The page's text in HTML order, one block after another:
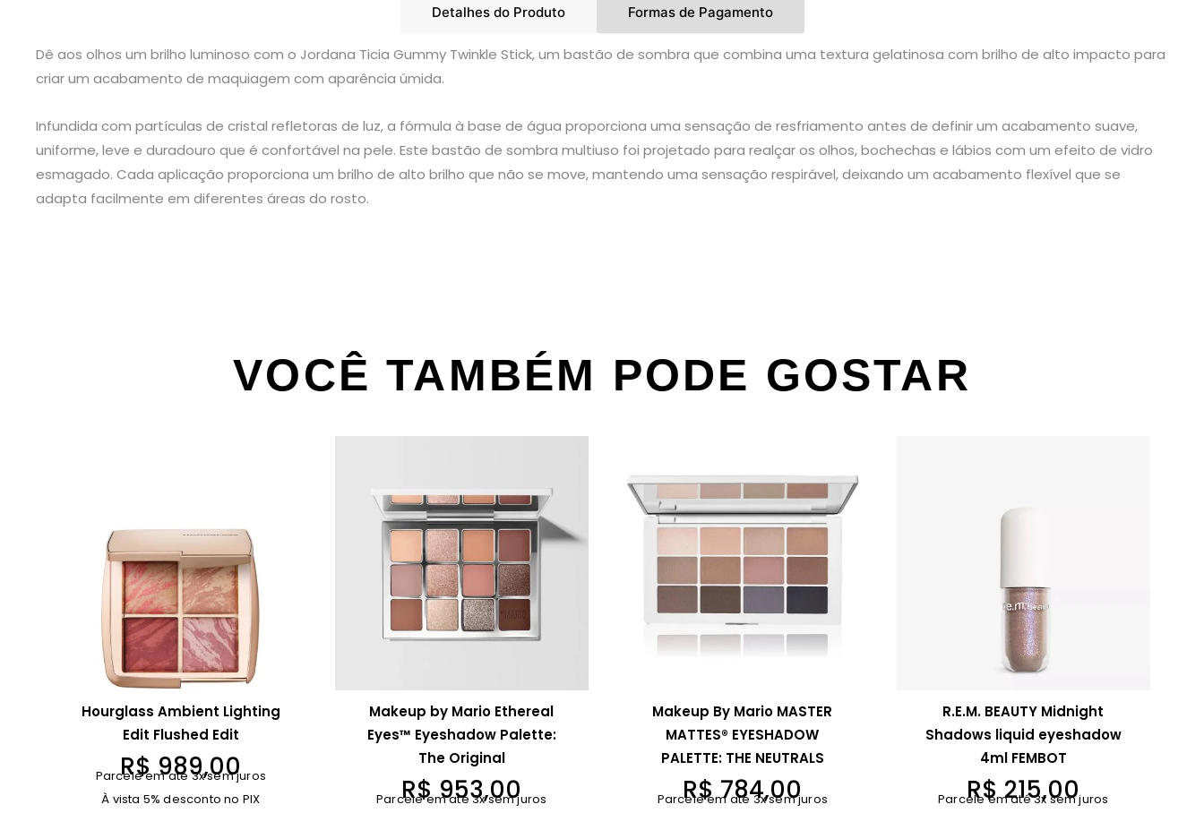
Detalhes do Produto Formas de Pagamento
Dê aos olhos um brilho luminoso com o Jordana Ticia Gummy Twinkle Stick, um bastão de sombra que combina uma textura gelatinosa com brilho de alto impacto para
criar um acabamento de maquiagem com aparência úmida.
Infundida com partículas de cristal refletoras de luz, a fórmula à base de água proporciona uma sensação de resfriamento antes de definir um acabamento suave,
uniforme, leve e duradouro que é confortável na pele. Este bastão de sombra multiuso foi projetado para realçar os olhos, bochechas e lábios com um efeito de vidro
esmagado. Cada aplicação proporciona um brilho de alto brilho que não se move, mantendo uma sensação respirável, deixando um acabamento flexível que se
adapta facilmente em diferentes áreas do rosto.
VOCÊ TAMBÉM PODE GOSTAR
Hourglass Ambient Lighting
Edit Flushed Edit
R$989,00
Parcele em até 3x sem juros
À vista 5% desconto no PIX
Makeup by Mario Ethereal
Eyes™ Eyeshadow Palette:
The Original
R$953,00
Parcele em até 3x sem juros
Makeup By Mario MASTER
MATTES® EYESHADOW
PALETTE: THE NEUTRALS
R$784,00
Parcele em até 3x sem juros
R.E.M. BEAUTY Midnight
Shadows liquid eyeshadow
4ml FEMBOT
R$215,00
Parcele em até 3x sem juros